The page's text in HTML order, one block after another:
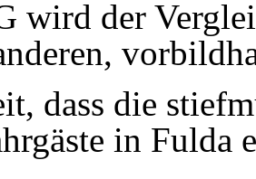
wird der
dass die
in Fulda